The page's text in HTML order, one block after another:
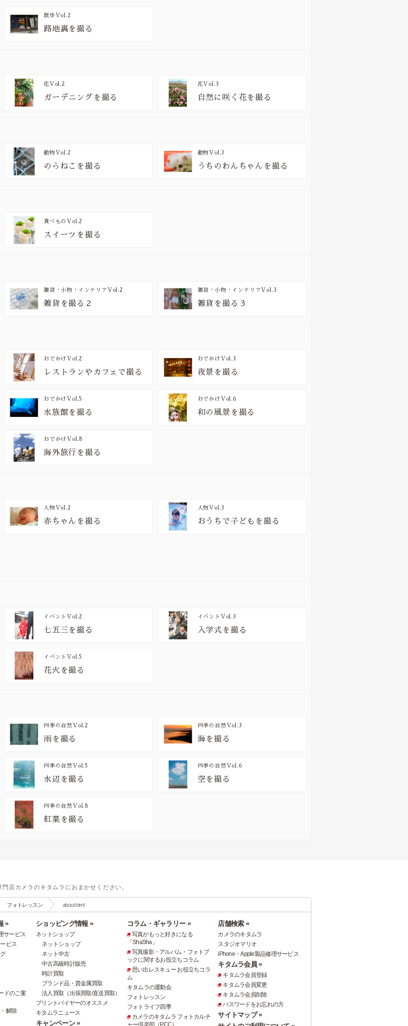
散歩 Vol.2
路地裏を撮る
花 Vol.2
ガーデニングを撮る
花Vol.3
自然に咲く花を撮る
動物 Vol.2
のらねこを撮る
動物 Vol.3
うちのわんちゃんを撮る
食べもの Vol.2
スイーツを撮る
雑貨・小物・インテリア Vol.2
雑貨を撮る２
雑貨・小物・インテリア Vol.3
雑貨を撮る３
おでかけ Vol.2
レストランやカフェで撮る
おでかけ Vol.3
夜景を撮る
おでかけ Vol.5
水族館を撮る
おでかけ Vol.6
和の風景を撮る
おでかけ Vol.8
海外旅行を撮る
人物 Vol.2
赤ちゃんを撮る
人物 Vol.3
おうちで子どもを撮る
イベント Vol.2
七五三を撮る
イベント Vol.3
入学式を撮る
イベント Vol.5
花火を撮る
四季の自然 Vol.2
雨を撮る
四季の自然 Vol.3
海を撮る
四季の自然 Vol.5
水辺を撮る
四季の自然 Vol.6
空を撮る
四季の自然 Vol.8
紅葉を撮る
店カメラのキタムラにおまかせください。
フォトレッスン about.html
»
サービス
ビス
ドのご案
解除
ショッピング情報 »
ネットショップ
ネットショップ
ネット中古
中古高級時計販売
時計買取
ブランド品・貴金属買取
法人買取（出張買取/直送買取）
プリントバイヤーのオススメ
キタムラニュース
キャンペーン »
コラム・ギャラリー »
写真がもっと好きになる
「ShaSha」
写真撮影・アルバム・フォトブ
ックに関するお役立ちコラム
思い出レスキュー お役立ちコラ
ム
キタムラの運動会
フォトレッスン
フォトライフ四季
カメラのキタムラ フォトカルチ
ャー倶楽部（PCC）
店舗検索 »
カメラのキタムラ
スタジオマリオ
iPhone・Apple製品修理サービス
キタムラ会員 »
キタムラ会員登録
キタムラ会員変更
キタムラ会員削除
パスワードをお忘れの方
サイトマップ »